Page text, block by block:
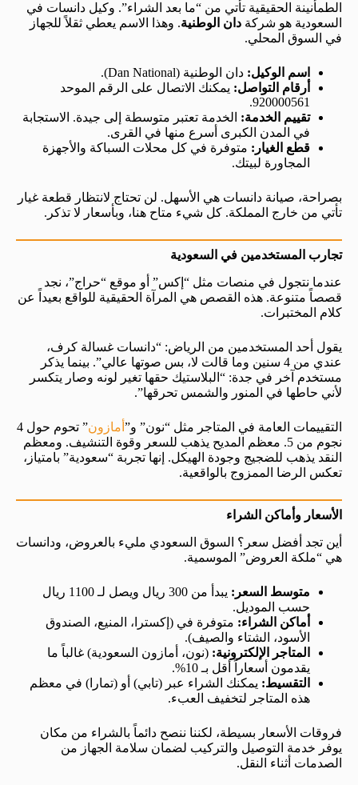
الطمأنينة الحقيقية تأتي من “ما بعد الشراء”. وكيل دانسات في
السعودية هو شركة دان الوطنية. وهذا الاسم يعطي ثقلاً للجهاز
في السوق المحلي.
اسم الوكيل: دان الوطنية (Dan National).
أرقام التواصل: يمكنك الاتصال على الرقم الموحد
920000561.
تقييم الخدمة: الخدمة تعتبر متوسطة إلى جيدة. الاستجابة
في المدن الكبرى أسرع منها في القرى.
قطع الغيار: متوفرة في كل محلات السباكة والأجهزة
المجاورة لبيتك.
بصراحة، صيانة دانسات هي الأسهل. لن تحتاج لانتظار قطعة غيار
تأتي من خارج المملكة. كل شيء متاح هنا، وبأسعار لا تذكر.
تجارب المستخدمين في السعودية
عندما نتجول في منصات مثل “إكس” أو موقع “حراج”، نجد
قصصاً متنوعة. هذه القصص هي المرآة الحقيقية للواقع بعيداً عن
كلام المختبرات.
يقول أحد المستخدمين من الرياض: “دانسات غسالة كرف،
عندي من 4 سنين وما قالت لا، بس صوتها عالي”. بينما يذكر
مستخدم آخر في جدة: “البلاستيك حقها تغير لونه وصار يتكسر
لأني حاطها في المنور والشمس تحرقها”.
التقييمات العامة في المتاجر مثل “نون” و” أمازون
” تحوم حول 4
نجوم من 5. معظم المديح يذهب للسعر وقوة التنشيف. ومعظم
النقد يذهب للضجيج وجودة الهيكل. إنها تجربة “سعودية” بامتياز،
تعكس الرضا الممزوج بالواقعية.
الأسعار وأماكن الشراء
أين تجد أفضل سعر؟ السوق السعودي مليء بالعروض، ودانسات
هي “ملكة العروض” الموسمية.
متوسط السعر:
يبدأ من 300 ريال ويصل لـ 1100 ريال
حسب الموديل.
أماكن الشراء: متوفرة في (إكسترا، المنيع، الصندوق
الأسود، الشتاء والصيف).
المتاجر الإلكترونية: (نون، أمازون السعودية) غالباً ما
يقدمون أسعاراً أقل بـ 10%.
التقسيط: يمكنك الشراء عبر (تابي) أو (تمارا) في معظم
هذه المتاجر لتخفيف العبء.
فروقات الأسعار بسيطة، لكننا ننصح دائماً بالشراء من مكان
يوفر خدمة التوصيل والتركيب لضمان سلامة الجهاز من
الصدمات أثناء النقل.